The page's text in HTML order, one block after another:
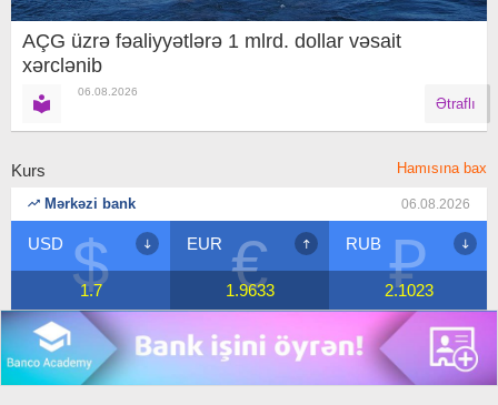
AÇG üzrə fəaliyyətlərə 1 mlrd. dollar vəsait
xərclənib
06.08.2026
Ətraflı
Kurs Hamısına bax
Mərkəzi bank 06.08.2026
$
USD
1.7 €
EUR
1.9633 ₽
RUB
2.1023